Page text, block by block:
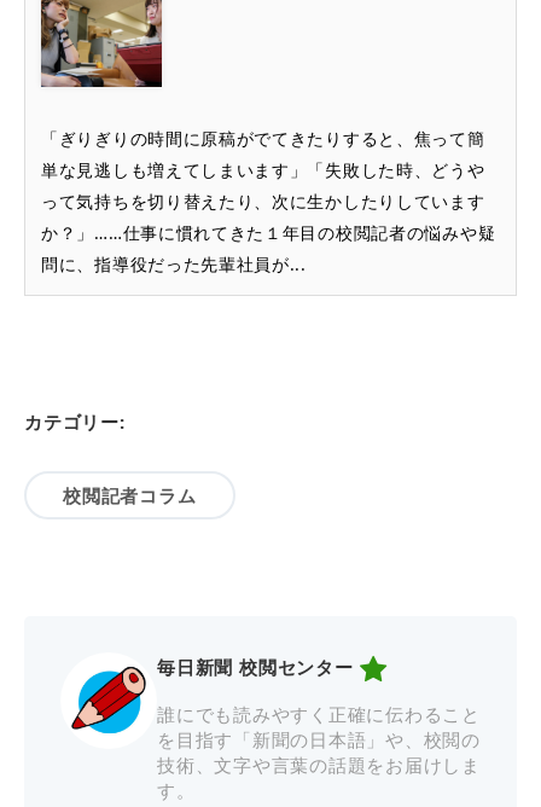
「ぎりぎりの時間に原稿がでてきたりすると、焦って簡
単な見逃しも増えてしまいます」「失敗した時、どうや
って気持ちを切り替えたり、次に生かしたりしています
か？」……仕事に慣れてきた１年目の校閲記者の悩みや疑
問に、指導役だった先輩社員が...
カテゴリー:
校閲記者コラム
毎日新聞 校閲センター
誰にでも読みやすく正確に伝わること
を目指す「新聞の日本語」や、校閲の
技術、文字や言葉の話題をお届けしま
す。